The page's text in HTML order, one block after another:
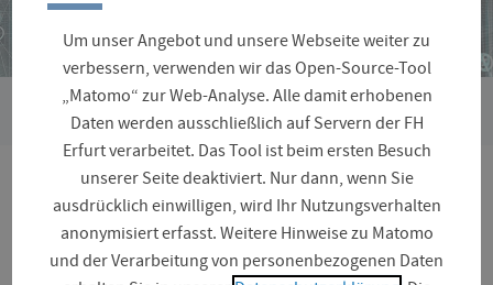
Sie
sind
hier:
Zentrale Einrichtungen › Hochschulrechenzentrum
Software
Um unser Angebot und unsere Webseite weiter zu
verbessern, verwenden wir das Open-Source-Tool
„Matomo“ zur Web-Analyse. Alle damit erhobenen
Daten werden ausschließlich auf Servern der FH
Erfurt verarbeitet. Das Tool ist beim ersten Besuch
unserer Seite deaktiviert. Nur dann, wenn Sie
ausdrücklich einwilligen, wird Ihr Nutzungsverhalten
anonymisiert erfasst. Weitere Hinweise zu Matomo
und der Verarbeitung von personenbezogenen Daten